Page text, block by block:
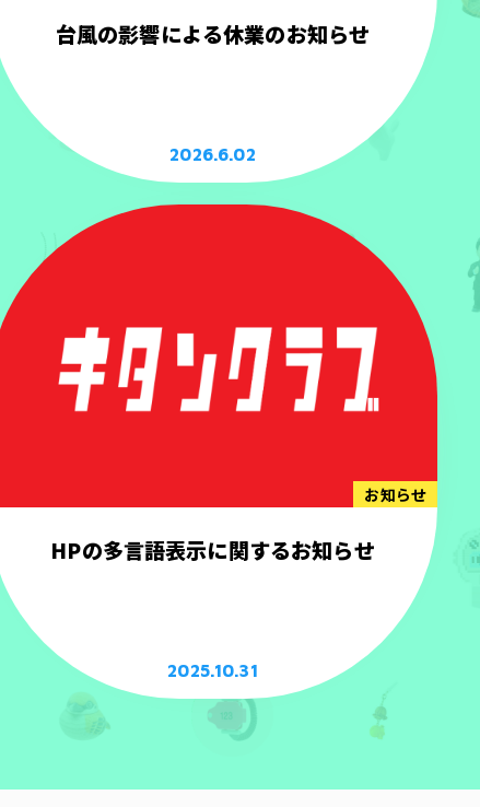
台風の影響による休業のお知らせ
2026.6.02
お知らせ
HPの多言語表示に関するお知らせ
2025.10.31